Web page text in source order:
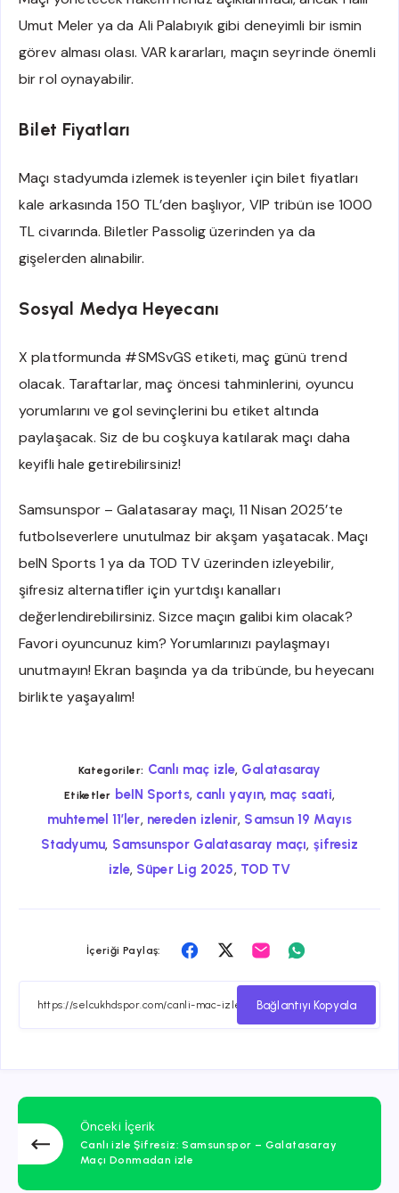
Umut Meler ya da Ali Palabıyık gibi deneyimli bir ismin
görev alması olası. VAR kararları, maçın seyrinde önemli
bir rol oynayabilir.
Bilet Fiyatları
Maçı stadyumda izlemek isteyenler için bilet fiyatları
kale arkasında 150 TL’den başlıyor, VIP tribün ise 1000
TL civarında. Biletler Passolig üzerinden ya da
gişelerden alınabilir.
Sosyal Medya Heyecanı
X platformunda #SMSvGS etiketi, maç günü trend
olacak. Taraftarlar, maç öncesi tahminlerini, oyuncu
yorumlarını ve gol sevinçlerini bu etiket altında
paylaşacak. Siz de bu coşkuya katılarak maçı daha
keyifli hale getirebilirsiniz!
Samsunspor – Galatasaray maçı, 11 Nisan 2025’te
futbolseverlere unutulmaz bir akşam yaşatacak. Maçı
beIN Sports 1 ya da TOD TV üzerinden izleyebilir,
şifresiz alternatifler için yurtdışı kanalları
değerlendirebilirsiniz. Sizce maçın galibi kim olacak?
Favori oyuncunuz kim? Yorumlarınızı paylaşmayı
unutmayın! Ekran başında ya da tribünde, bu heyecanı
birlikte yaşayalım!
Kategoriler: Canlı maç izle, Galatasaray
Etiketler beIN Sports, canlı yayın, maç saati,
muhtemel 11’ler, nereden izlenir, Samsun 19 Mayıs
Stadyumu, Samsunspor Galatasaray maçı, şifresiz
izle, Süper Lig 2025, TOD TV
İçeriği Paylaş:
Facebook
paylaş
Twitter
paylaş
Email
paylaşpaylaş
Bağlantıyı Kopyala
Önceki İçerik
Canlı izle Şifresiz: Samsunspor – Galatasaray
Maçı Donmadan izle